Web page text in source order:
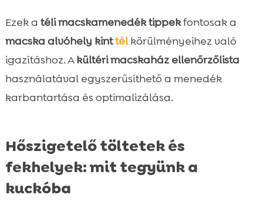
Ezek a téli macskamenedék tippekfontosak a
macska alvóhely kinttélkörülményeihez való
igazításhoz. Akültéri macskaház ellenőrzőlista
használatával egyszerűsíthető a menedék
karbantartása és optimalizálása.
Hőszigetelő töltetek és
fekhelyek: mit tegyünk a
kuckóba